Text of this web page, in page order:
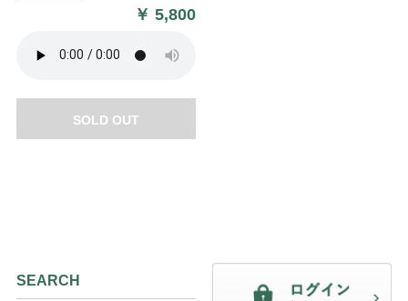
￥5,800
SOLD OUT
SEARCH